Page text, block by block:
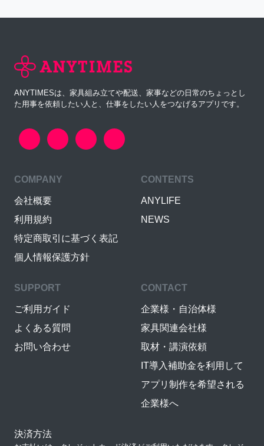
ANYTIMESは、家具組み立てや配送、家事などの日常のちょっとし
た用事を依頼したい人と、仕事をしたい人をつなげるアプリです。
COMPANY
会社概要
利用規約
特定商取引に基づく表記
個人情報保護方針
CONTENTS
ANYLIFE
NEWS
SUPPORT
ご利用ガイド
よくある質問
お問い合わせ
CONTACT
企業様・自治体様
家具関連会社様
取材・講演依頼
IT導入補助金を利用して
アプリ制作を希望される
企業様へ
決済方法